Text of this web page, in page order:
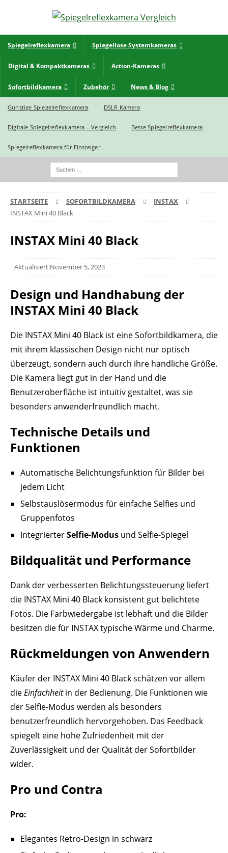
Spiegelreflexkamera Spiegellose Systemkameras
Digital & Kompaktkameras Action-Kameras
Sofortbildkamera Zubehör News & Blog
Günstige Spiegelreflexkamera DSLR Kamera
Digitale Spiegelreflexkamera – Vergleich Beste Spiegelreflexkamera
Spiegelreflexkamera für Einsteiger
STARTSEITE SOFORTBILDKAMERA
INSTAX
INSTAX Mini 40 Black
INSTAX Mini 40 Black
Aktualisiert:November 5, 2023
Design und Handhabung der
INSTAX Mini 40 Black
Die INSTAX Mini 40 Black ist eine Sofortbildkamera, die
mit ihrem klassischen Design nicht nur optisch
überzeugt, sondern auch durch ihre handliche Größe.
Die Kamera liegt gut in der Hand und die
Benutzeroberfläche ist intuitiv gestaltet, was sie
besonders anwenderfreundlich macht.
Technische Details und
Funktionen
Automatische Belichtungsfunktion für Bilder bei
jedem Licht
Selbstauslösermodus für einfache Selfies und
Gruppenfotos
IntegrierterSelfie-Modus und Selfie-Spiegel
Bildqualität und Performance
Dank der verbesserten Belichtungssteuerung liefert
die INSTAX Mini 40 Black konsistent gut belichtete
Fotos. Die Farbwiedergabe ist lebhaft und die Bilder
besitzen die für INSTAX typische Wärme und Charme.
Rückmeldungen von Anwendern
Käufer der INSTAX Mini 40 Black schätzen vor allem
dieEinfachheitin der Bedienung. Die Funktionen wie
der Selfie-Modus werden als besonders
benutzerfreundlich hervorgehoben. Das Feedback
spiegelt eine hohe Zufriedenheit mit der
Zuverlässigkeit und der Qualität der Sofortbilder
wider.
Pro und Contra
Pro:
Elegantes Retro-Design in schwarz